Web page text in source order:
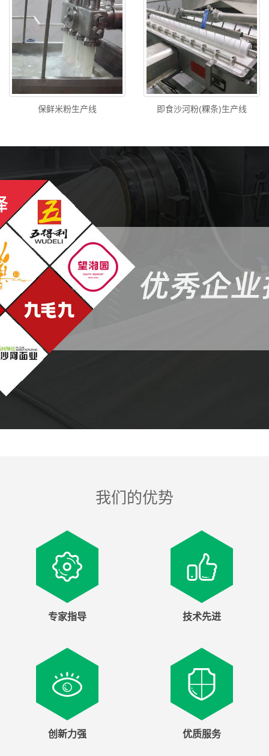
保鲜米粉生产线 即食沙河粉(粿条)生产线
我们的优势
专家指导 技术先进
创新力强 优质服务